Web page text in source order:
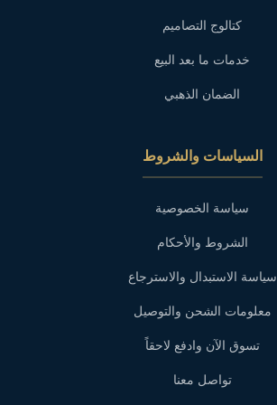
كتالوج التصاميم
خدمات ما بعد البيع
الضمان الذهبي
السياسات والشروط
سياسة الخصوصية
الشروط والأحكام
سياسة الاستبدال والاسترجاع
معلومات الشحن والتوصيل
تسوق الآن وادفع لاحقاً
تواصل معنا